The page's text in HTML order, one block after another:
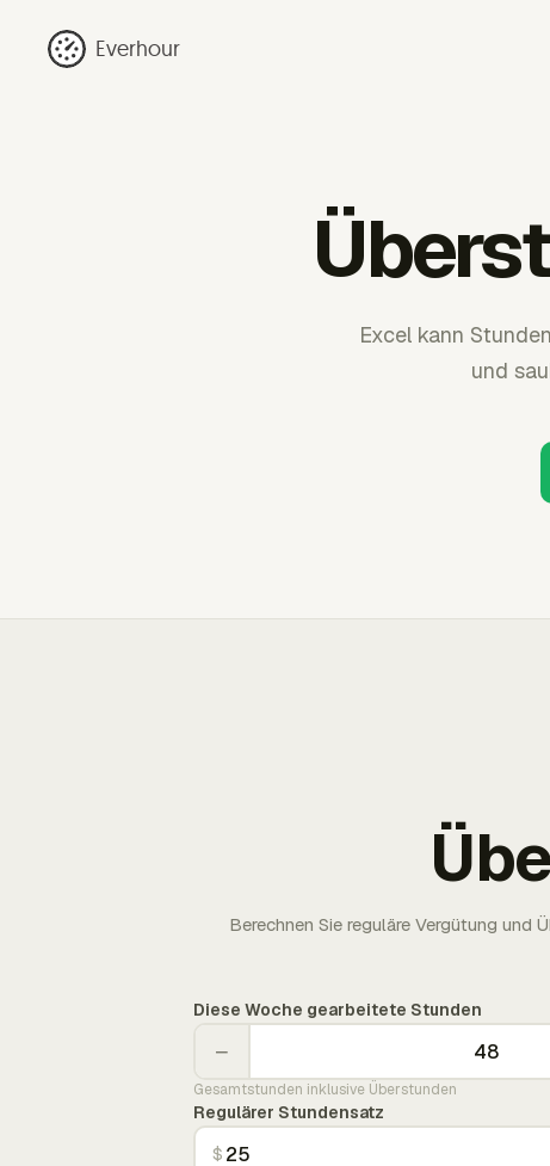
Everhour
Excel kann
und
Berechnen Sie reguläre Vergütung und
Diese Woche gearbeitete Stunden
−
Gesamtstunden inklusive Überstunden
Regulärer Stundensatz
$